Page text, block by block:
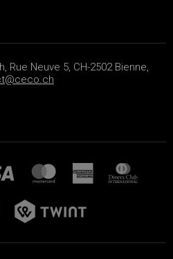
Rue Neuve 5, CH-2502 Bienne,